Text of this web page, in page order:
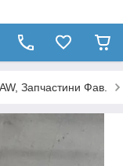
Запчастини Фав.